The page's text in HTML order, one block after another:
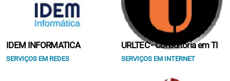
IDEM INFORMATICA
SERVIÇOS EM REDES
URLTEC - Consultoria em TI
SERVIÇOS EM INTERNET